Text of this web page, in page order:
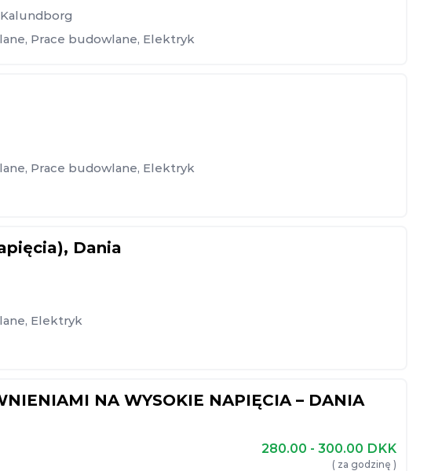
Kalundborg
, Prace budowlane, Elektryk
, Prace budowlane, Elektryk
Dania
, Elektryk
NA WYSOKIE NAPIĘCIA – DANIA
280.00 - 300.00 DKK
( za godzinę )